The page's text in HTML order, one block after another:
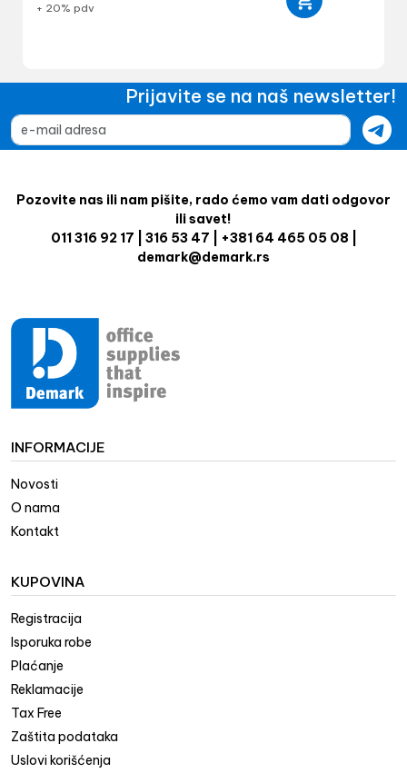
+ 20% pdv
Prijavite se na naš newsletter!
Pozovite nas ili nam pišite, rado ćemo vam dati odgovor
ili savet!
011 316 92 17 | 316 53 47 | +381 64 465 05 08 |
demark@demark.rs
INFORMACIJE
Novosti
O nama
Kontakt
KUPOVINA
Registracija
Isporuka robe
Plaćanje
Reklamacije
Tax Free
Zaštita podataka
Uslovi korišćenja